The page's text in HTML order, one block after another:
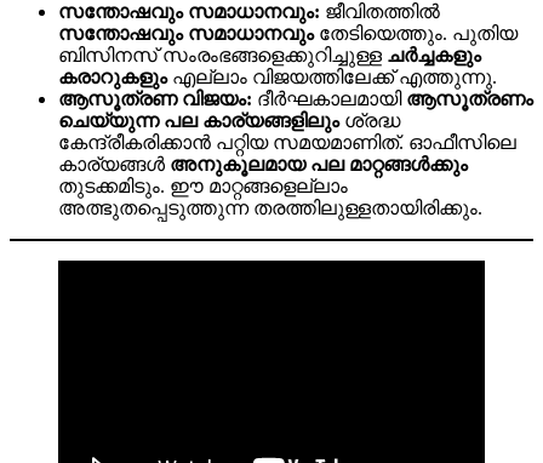
സന്തോഷവും സമാധാനവും: ജീവിതത്തിൽ
സന്തോഷവും സമാധാനവുംതേടിയെത്തും. പുതിയ
ബിസിനസ് സംരംഭങ്ങളെക്കുറിച്ചുള്ള ചർച്ചകളും
കരാറുകളുംഎല്ലാം വിജയത്തിലേക്ക് എത്തുന്നു.
ആസൂത്രണ വിജയം: ദീർഘകാലമായി ആസൂത്രണം
ചെയ്യുന്ന പല കാര്യങ്ങളിലുംശ്രദ്ധ
കേന്ദ്രീകരിക്കാൻ പറ്റിയ സമയമാണിത്. ഓഫീസിലെ
കാര്യങ്ങൾ അനുകൂലമായ പല മാറ്റങ്ങൾക്കും
തുടക്കമിടും. ഈ മാറ്റങ്ങളെല്ലാം
അത്ഭുതപ്പെടുത്തുന്ന തരത്തിലുള്ളതായിരിക്കും.